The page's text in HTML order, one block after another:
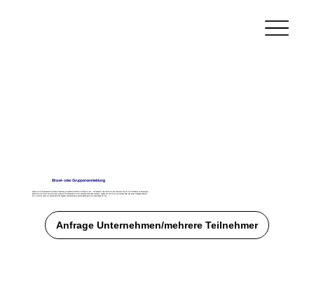
Einzel- oder Gruppenanmeldung
Anfrage Unternehmen/mehrere Teilnehmer